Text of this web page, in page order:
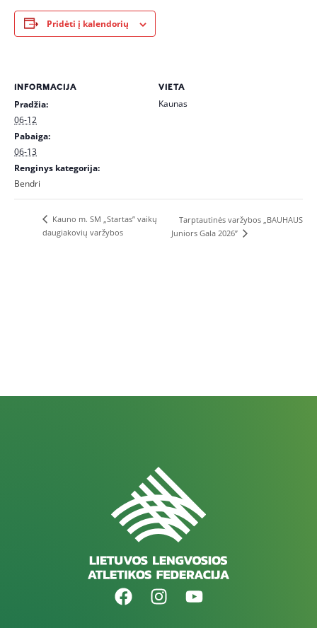
Pridėti į kalendorių
INFORMACIJA
Pradžia:
06-12
Pabaiga:
06-13
Renginys kategorija:
Bendri
VIETA
Kaunas
Kauno m. SM „Startas” vaikų
daugiakovių varžybos
Tarptautinės varžybos „BAUHAUS
Juniors Gala 2026”